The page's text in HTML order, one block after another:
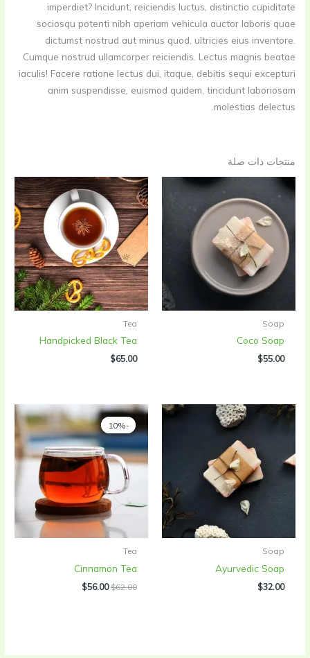
imperdiet? Incidunt, reiciendis luctus, distinctio cupiditate
sociosqu potenti nibh aperiam vehicula auctor laboris quae
dictumst nostrud aut minus quod, ultricies eius inventore.
Cumque nostrud ullamcorper reiciendis. Lectus magnis beatae
iaculis! Facere ratione lectus dui, itaque, debitis sequi excepturi
anim suspendisse, euismod quidem, tincidunt laboriosam
molestias delectus.
منتجات ذات صلة
Soap
Coco Soap
$55.00
Tea
Handpicked Black Tea
$65.00
Soap
Ayurvedic Soap
$32.00
-10%-10%
Tea
Cinnamon Tea
$62.00 السعر$56.00